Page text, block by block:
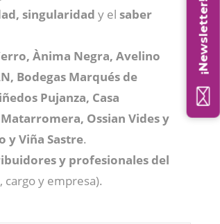
singularidad y el saber
Ànima Negra, Avelino
Bodegas Marqués de
Pujanza, Casa
Ossian Vides y
y Viña Sastre.
y profesionales del
cargo y empresa).
¡Newsletter!